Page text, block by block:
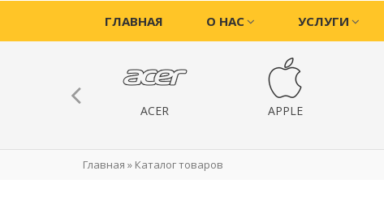
ГЛАВНАЯ О НАС УСЛУГИ
ACER APPLE
Главная » Каталог товаров